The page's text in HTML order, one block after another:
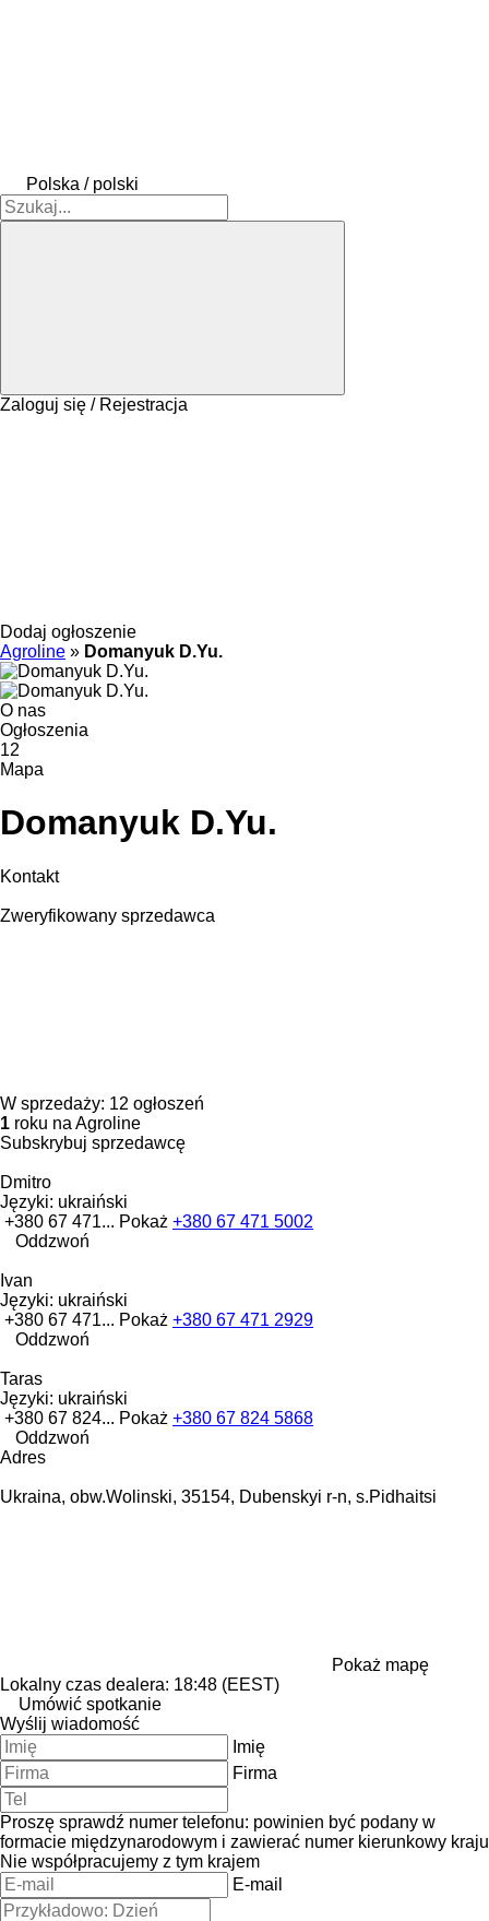
Polska / polski
Zaloguj się / Rejestracja
Dodaj ogłoszenie
Agroline » Domanyuk D.Yu.
O nas
Ogłoszenia
12
Mapa
Domanyuk D.Yu.
Kontakt
Zweryfikowany sprzedawca
W sprzedaży: 12 ogłoszeń
1 roku na Agroline
Subskrybuj sprzedawcę
Dmitro
Języki: ukraiński
+380 67 471... Pokaż +380 67 471 5002
Oddzwoń
Ivan
Języki: ukraiński
+380 67 471... Pokaż +380 67 471 2929
Oddzwoń
Taras
Języki: ukraiński
+380 67 824... Pokaż +380 67 824 5868
Oddzwoń
Adres
Ukraina, obw.Wolinski, 35154, Dubenskyi r-n, s.Pidhaitsi
Pokaż mapę
Lokalny czas dealera: 18:48 (EEST)
Umówić spotkanie
Wyślij wiadomość
Imię
Firma
Proszę sprawdź numer telefonu: powinien być podany w
formacie międzynarodowym i zawierać numer kierunkowy kraju
Nie współpracujemy z tym krajem
E-mail